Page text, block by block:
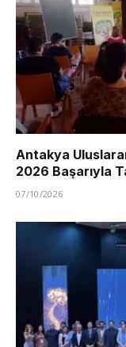
Antakya
2026 Başarıyla
07/10/2026